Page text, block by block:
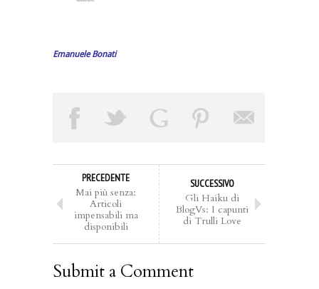
Emanuele Bonati
PRECEDENTE
Mai più senza:
Articoli
impensabili ma
disponibili
SUCCESSIVO
Gli Haiku di
BlogVs: I capunti
di Trulli Love
Submit a Comment